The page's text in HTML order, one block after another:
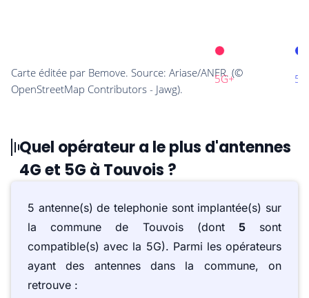
Quel opérateur a le plus d'antennes
4G et 5G à Touvois ?
5 antenne(s) de telephonie sont implantée(s) sur
la commune de Touvois (dont 5sont
compatible(s) avec la 5G). Parmi les opérateurs
ayant des antennes dans la commune, on
retrouve :